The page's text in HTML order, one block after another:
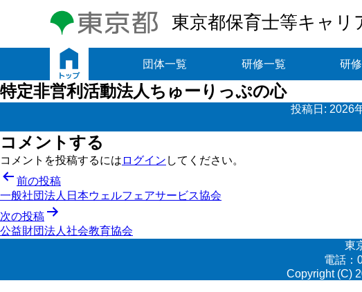
東京都保育士等キャリ
団体一覧 研修一覧 研
特定非営利活動法人ちゅーりっぷの心
投稿日: 2026
コメントする
コメントを投稿するには ログイン してください。
投
稿
ナ
ビ
前の投稿
一般社団法人日本ウェルフェアサービス協会
次の投稿
公益財団法人社会教育協会
東
電話：
Copyright (C)